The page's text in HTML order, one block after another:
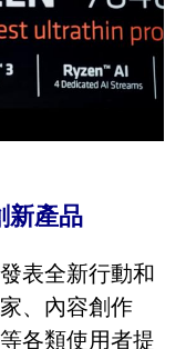
新產品
表全新行動和
、內容創作
各類使用者提